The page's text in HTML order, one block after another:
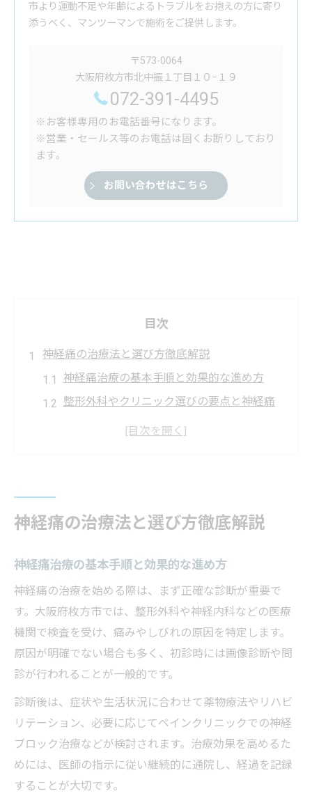
市より運動不足や年齢によるトラブルをお抱えの方に寄り
添うべく、マンツーマンで施術をご提供します。
〒573-0064
大阪府枚方市北中振１丁目１０−１９
072-391-4495
※お客様専用のお電話番号になります。
※営業・セールス等のお電話は固くお断りしており
ます。
お問い合わせはこちら
目次
神経痛の治療法と選び方徹底解説
神経痛治療の基本手順と効果的な進め方
整形外科やクリニック選びの要点と神経痛
神経痛改善へ向けた日常生活の工夫とは
神経痛を和らげる日々の生活習慣の見直し
方
痛み軽減に役立つ運動やセルフケアの実践
法
神経痛症状に合わせた食事や栄養管理の工
リハビリ活用で神経痛改善を目指す生活術
神経痛の再発防止に大切なストレス対策と
は
神経痛治療を受けるならまず知っておきたい基
神経痛の治療法と選び方徹底解説
神経痛治療の基本手順と効果的な進め方
神経痛の治療を始める際は、まず正確な診断が重要で
す。大阪府枚方市では、整形外科や神経内科などの医療
機関で検査を受け、痛みやしびれの原因を特定します。
原因が明確でない場合も多く、初診時には画像診断や問
診が行われることが一般的です。
診断後は、症状や生活状況に合わせて薬物療法やリハビ
リテーション、必要に応じてペインクリニックでの神経
ブロック治療などが検討されます。治療効果を高めるた
めには、医師の指示に従い継続的に通院し、経過を記録
することが大切です。